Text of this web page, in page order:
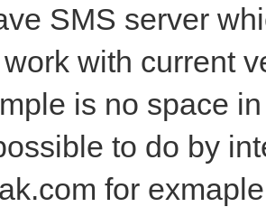
SMS server
with current
is no space
to do by
for